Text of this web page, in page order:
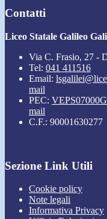
Contatti
Liceo Statale Galileo
Via C. Frasio, 27 -
Tel: 041 411516
Email:
mail
PEC:
mail
C.F.: 90001630277
Sezione Link Utili
Cookie policy
Note legali
Informativa Privacy